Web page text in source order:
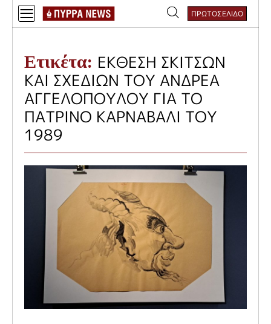
Αναζήτηση
ΠΡΩΤΟΣΕΛΙΔΟ
Ετικέτα: ΕΚΘΕΣΗ ΣΚΙΤΣΩΝ
ΚΑΙ ΣΧΕΔΙΩΝ ΤΟΥ ΑΝΔΡΕΑ
ΑΓΓΕΛΟΠΟΥΛΟΥ ΓΙΑ ΤΟ
ΠΑΤΡΙΝΟ ΚΑΡΝΑΒΑΛΙ ΤΟΥ
1989